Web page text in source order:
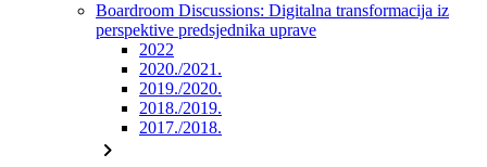
Boardroom Discussions: Digitalna transformacija iz
perspektive predsjednika uprave
2022
2020./2021.
2019./2020.
2018./2019.
2017./2018.
chevron_right